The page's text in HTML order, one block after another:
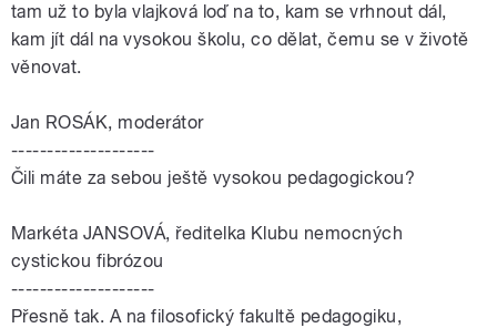
tam už to byla vlajková loď na to, kam se vrhnout dál,
kam jít dál na vysokou školu, co dělat, čemu se v životě
věnovat.
Jan ROSÁK, moderátor
--------------------
Čili máte za sebou ještě vysokou pedagogickou?
Markéta JANSOVÁ, ředitelka Klubu nemocných
cystickou fibrózou
--------------------
Přesně tak. A na filosofický fakultě pedagogiku,